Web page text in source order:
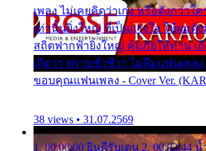
เพลง ไม่เคยคิดว่าเก่ง หรือดังกว่าใ
เท่านั้นยิ่งใหญ่ ที่เป็นแรงใจ ให้ผมดัง
สถิตฟากฟ้ายิ่งใหญ่ คุ้มภัยให้ท่าน เถิ
เถิดว่า ตราบชั่วชีวา ไม่ลืมแฟนเพลง
ขอบคุณแฟนเพลง - Cover Ver.
38 views • 31.07.2569
1. 00:00:00 ยินดีรับเดน 2. 00:03:44